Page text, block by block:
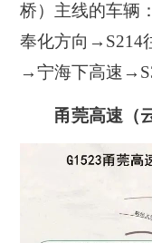
桥）主线的车辆
奉化方向→S214
→宁海下高速
甬莞高速（云